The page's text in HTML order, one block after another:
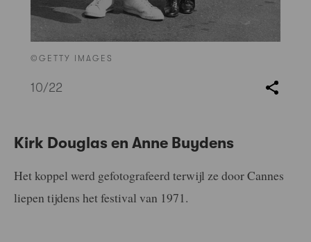
©GETTY IMAGES
10/22
Kirk Douglas en Anne Buydens
Het koppel werd gefotografeerd terwijl ze door Cannes
liepen tijdens het festival van 1971.